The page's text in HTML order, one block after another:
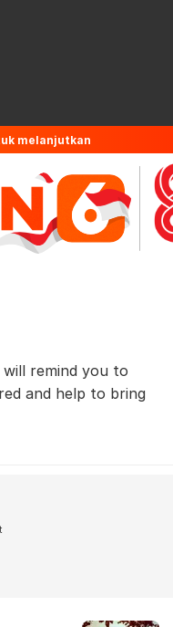
melanjutkan
remind you to
and help to bring